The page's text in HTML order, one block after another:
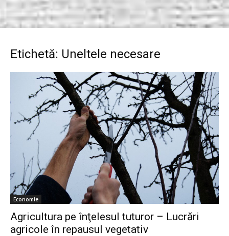
Etichetă: Uneltele necesare
Economie
Agricultura pe înţelesul tuturor – Lucrări
agricole în repausul vegetativ